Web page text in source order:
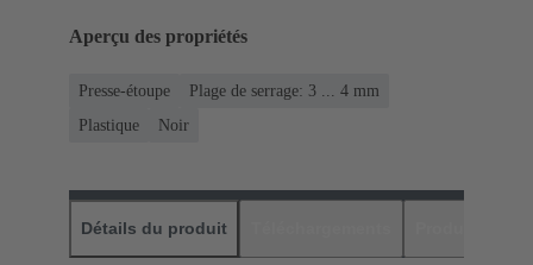
Aperçu des propriétés
Presse-étoupe
Plage de serrage: 3 ... 4 mm
Plastique
Noir
Détails du produit